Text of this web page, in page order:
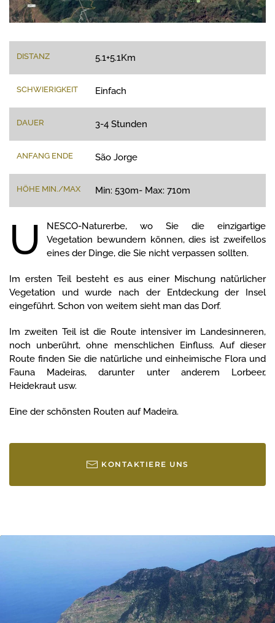
DISTANZ 5.1+5.1Km
SCHWIERIGKEIT Einfach
DAUER 3-4 Stunden
ANFANG ENDE São Jorge
HÖHE MIN./MAX Min: 530m- Max: 710m
U
NESCO-Naturerbe, wo Sie die einzigartige
Vegetation bewundern können, dies ist zweifellos
eines der Dinge, die Sie nicht verpassen sollten.
Im ersten Teil besteht es aus einer Mischung natürlicher
Vegetation und wurde nach der Entdeckung der Insel
eingeführt. Schon von weitem sieht man das Dorf.
Im zweiten Teil ist die Route intensiver im Landesinneren,
noch unberührt, ohne menschlichen Einfluss. Auf dieser
Route finden Sie die natürliche und einheimische Flora und
Fauna Madeiras, darunter unter anderem Lorbeer,
Heidekraut usw.
Eine der schönsten Routen auf Madeira.
KONTAKTIERE UNS